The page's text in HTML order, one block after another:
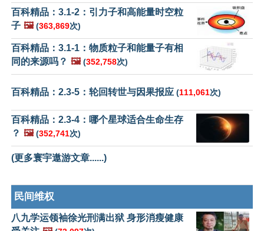
百科精品：3.1-2：引力子和高能量时空粒
子 🖼️ (363,869次)
百科精品：3.1-1：物质粒子和能量子有相
同的来源吗？ 🖼️ (352,758次)
百科精品：2.3-5：轮回转世与因果报应 (111,061次)
百科精品：2.3-4：哪个星球适合生命生存
？ 🖼️ (352,741次)
(更多寰宇遨游文章......)
民间维权
八九学运领袖徐光刑满出狱 身形消瘦健康